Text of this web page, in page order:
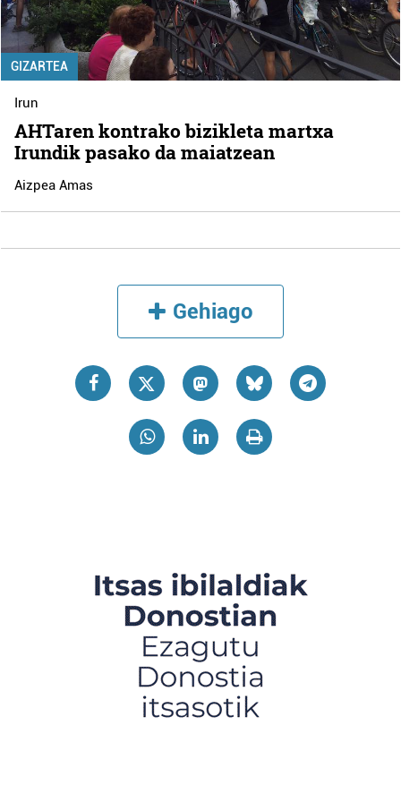
GIZARTEA
Irun
AHTaren kontrako bizikleta martxa
Irundik pasako da maiatzean
Aizpea Amas
Gehiago